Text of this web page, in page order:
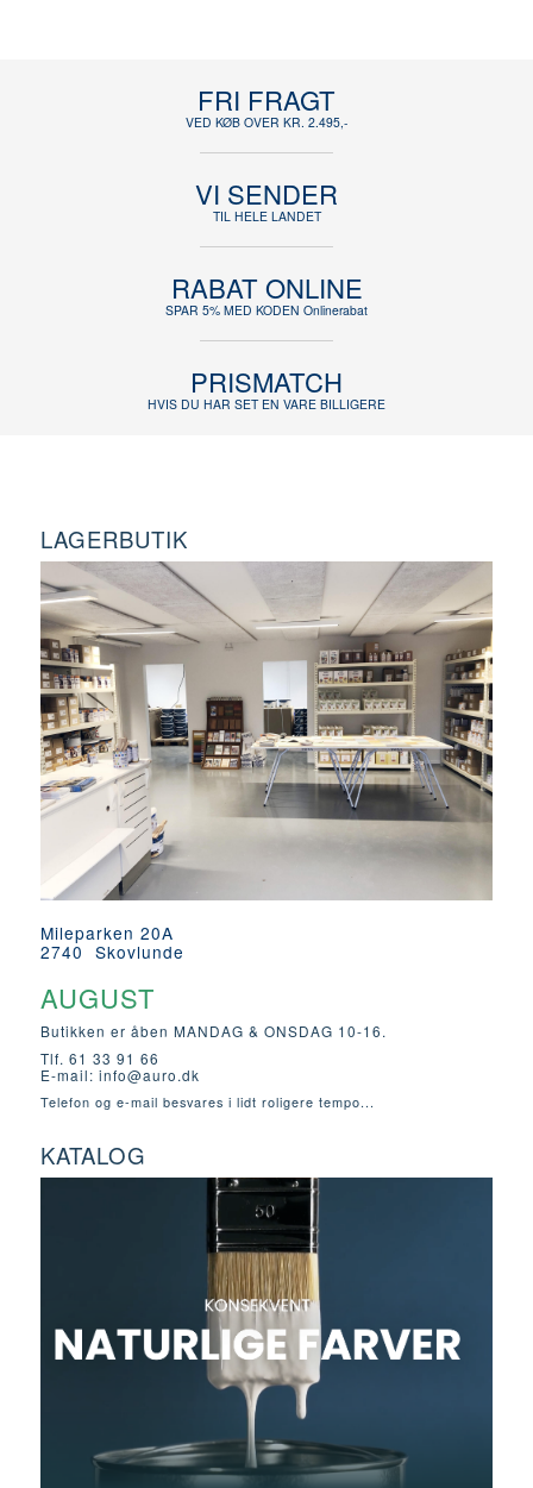
FRI FRAGT
VED KØB OVER KR. 2.495,-
VI SENDER
TIL HELE LANDET
RABAT ONLINE
SPAR 5% MED KODEN Onlinerabat
PRISMATCH
HVIS DU HAR SET EN VARE BILLIGERE
LAGERBUTIK
Mileparken 20A
2740 Skovlunde
AUGUST
Butikken er åben MANDAG & ONSDAG 10-16.
Tlf. 61 33 91 66
E-mail: info@auro.dk
Telefon og e-mail besvares i lidt roligere tempo...
KATALOG